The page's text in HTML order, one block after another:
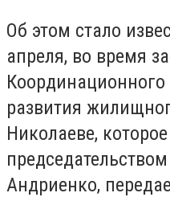
Об этом стало
апреля, во время
развития
Николаеве,
Андриенко,